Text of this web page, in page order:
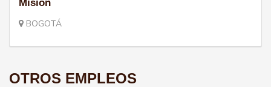
Misión
BOGOTÁ
OTROS EMPLEOS